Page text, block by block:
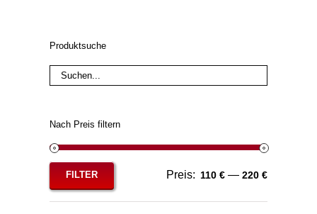
Produktsuche
Nach Preis filtern
Min.
Preis
Max.
Preis
FILTER Preis: 110 € — 220 €